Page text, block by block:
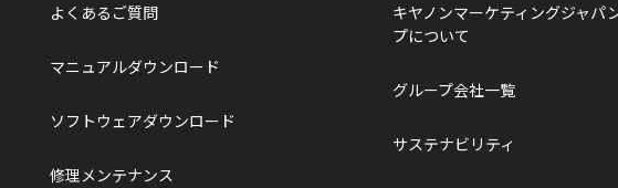
よくあるご質問
マニュアルダウンロード
ソフトウェアダウンロード
修理メンテナンス
キヤノンマーケティングジャパ
プについて
グループ会社一覧
サステナビリティ